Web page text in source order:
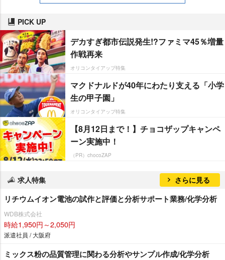
PICK UP
デカすぎ都市伝説発生!?ファミマ45％増量
作戦再来
オリコンタイアップ特集
マクドナルドが40年にわたり支える「小学
生の甲子園」
オリコンタイアップ特集
【8月12日まで！】チョコザップキャンペ
ーン実施中！
（PR）chocoZAP
求人特集 さらに見る
リチウムイオン電池の試作と評価と分析サポート業務/化学分析
WDB株式会社
時給1,950円～2,050円
派遣社員 / 大阪府
ミックス粉の品質管理に関わる分析やサンプル作成/化学分析